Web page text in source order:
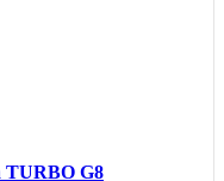
TURBO G8